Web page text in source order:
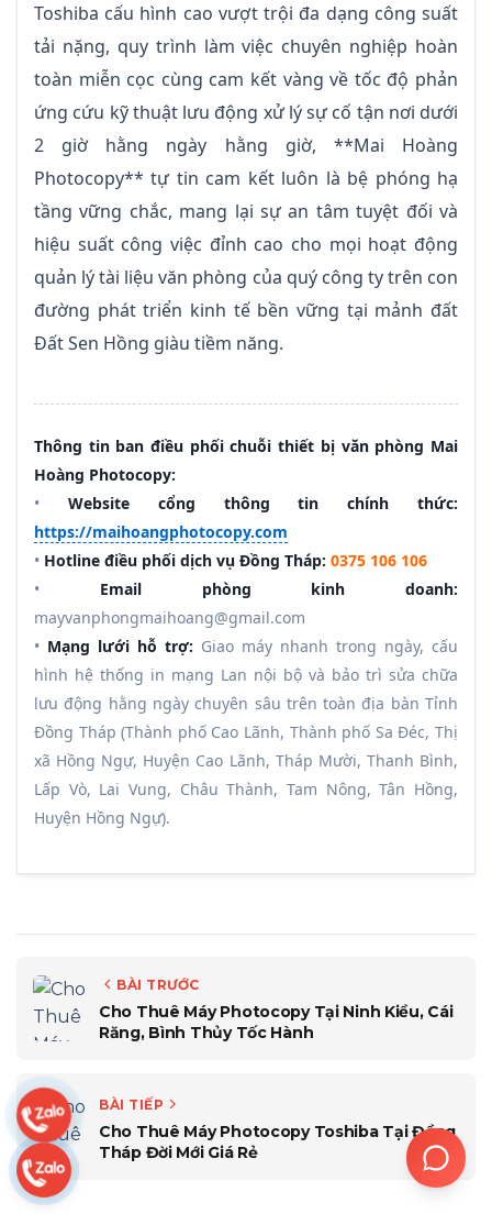
Toshiba cấu hình cao vượt trội đa dạng công suất
tải nặng, quy trình làm việc chuyên nghiệp hoàn
toàn miễn cọc cùng cam kết vàng về tốc độ phản
ứng cứu kỹ thuật lưu động xử lý sự cố tận nơi dưới
2 giờ hằng ngày hằng giờ, **Mai Hoàng
Photocopy** tự tin cam kết luôn là bệ phóng hạ
tầng vững chắc, mang lại sự an tâm tuyệt đối và
hiệu suất công việc đỉnh cao cho mọi hoạt động
quản lý tài liệu văn phòng của quý công ty trên con
đường phát triển kinh tế bền vững tại mảnh đất
Đất Sen Hồng giàu tiềm năng.
Thông tin ban điều phối chuỗi thiết bị văn phòng Mai
Hoàng Photocopy:
• Website cổng thông tin chính thức:
https://maihoangphotocopy.com
• Hotline điều phối dịch vụ Đồng Tháp: 0375 106 106
• Email phòng kinh doanh:
mayvanphongmaihoang@gmail.com
• Mạng lưới hỗ trợ: Giao máy nhanh trong ngày, cấu
hình hệ thống in mạng Lan nội bộ và bảo trì sửa chữa
lưu động hằng ngày chuyên sâu trên toàn địa bàn Tỉnh
Đồng Tháp (Thành phố Cao Lãnh, Thành phố Sa Đéc, Thị
xã Hồng Ngự, Huyện Cao Lãnh, Tháp Mười, Thanh Bình,
Lấp Vò, Lai Vung, Châu Thành, Tam Nông, Tân Hồng,
Huyện Hồng Ngự).
BÀI TRƯỚC
Cho Thuê Máy Photocopy Tại Ninh Kiều, Cái
Răng, Bình Thủy Tốc Hành
BÀI TIẾP
Cho Thuê Máy Photocopy Toshiba Tại Đồng
Tháp Đời Mới Giá Rẻ